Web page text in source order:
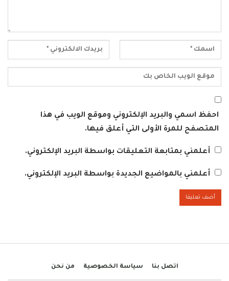
احفظ اسمي والبريد الإلكتروني وموقع الويب في هذا
المتصفح للمرة الأولى التي أعلق فيها.
أعلمني بمتابعة التعليقات بواسطة البريد الإلكتروني.
أعلمني بالمواضيع الجديدة بواسطة البريد الإلكتروني.
اتصل بنا سياسة الخصوصية من نحن